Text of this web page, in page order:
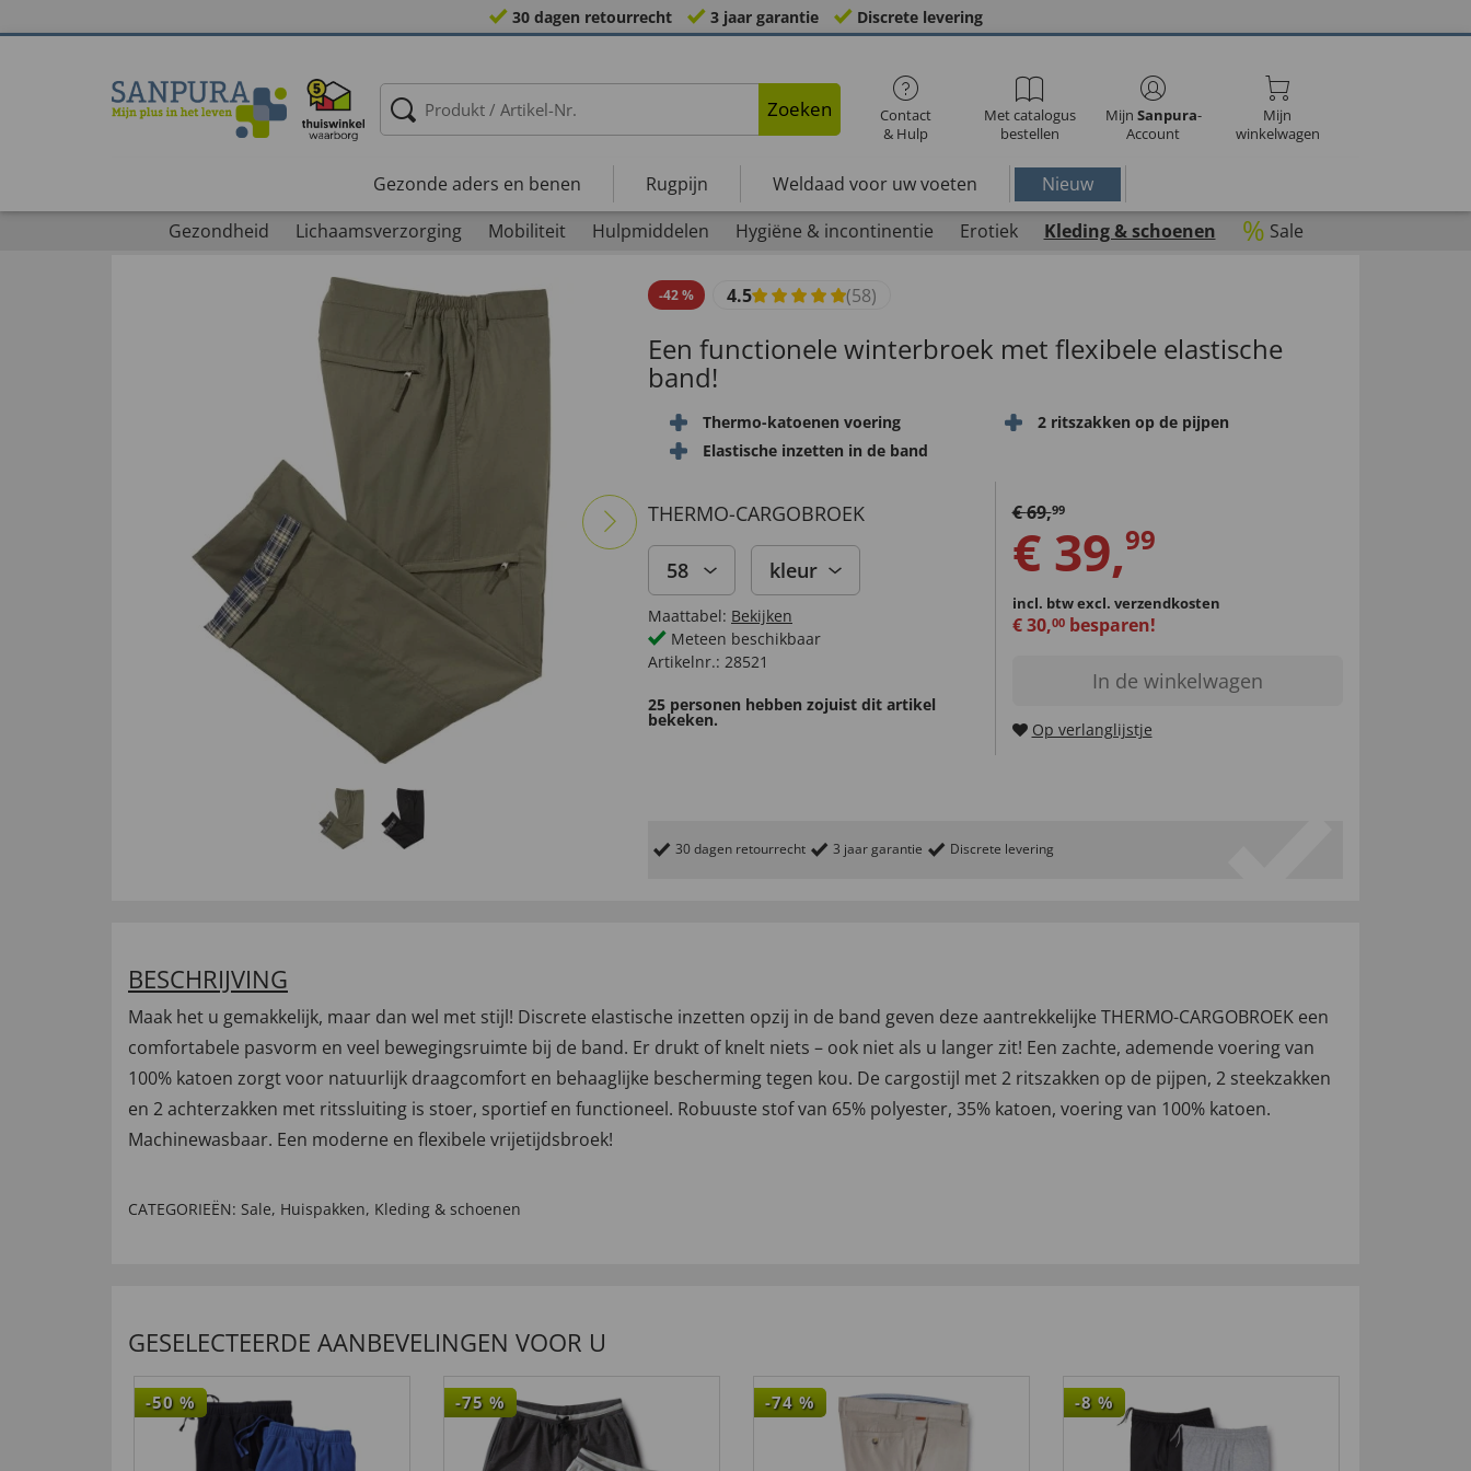
30 dagen retourrecht 3 jaar garantie Discrete levering
Zoeken
Contact
& Hulp
Met catalogus
bestellen
Mijn Sanpura-
Account
Mijn
winkelwagen
Gezonde aders en benen Rugpijn Weldaad voor uw voeten
Nieuw
Gezondheid
Lichaamsverzorging Mobiliteit Hulpmiddelen Hygiëne & incontinentie Erotiek Kleding & schoenen % Sale
-42% 4.5 (58)
Een functionele winterbroek met flexibele elastische
band!
Thermo-katoenen voering
Elastische inzetten in de band
2 ritszakken op de pijpen
THERMO-CARGOBROEK
58 kleur
Maattabel: Bekijken
Meteen beschikbaar
Artikelnr.: 28521
25 personen hebben zojuist dit artikel
bekeken.
€69,99
€ 39,99
incl. btwexcl. verzendkosten
€30,00besparen!
In de winkelwagen
Op verlanglijstje
30 dagen retourrecht 3 jaar garantie Discrete levering
BESCHRIJVING
Maak het u gemakkelijk, maar dan wel met stijl! Discrete elastische inzetten opzij in de band geven deze aantrekkelijke THERMO-CARGOBROEK een
comfortabele pasvorm en veel bewegingsruimte bij de band. Er drukt of knelt niets – ook niet als u langer zit! Een zachte, ademende voering van
100% katoen zorgt voor natuurlijk draagcomfort en behaaglijke bescherming tegen kou. De cargostijl met 2 ritszakken op de pijpen, 2 steekzakken
en 2 achterzakken met ritssluiting is stoer, sportief en functioneel. Robuuste stof van 65% polyester, 35% katoen, voering van 100% katoen.
Machinewasbaar. Een moderne en flexibele vrijetijdsbroek!
CATEGORIEËN: Sale, Huispakken, Kleding & schoenen
GESELECTEERDE AANBEVELINGEN VOOR U
-50 % -75 % -74 % -8 %